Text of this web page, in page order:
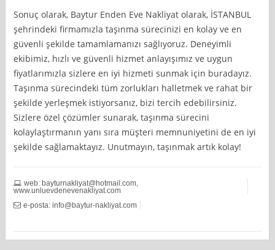
Sonuç olarak, Baytur Enden Eve Nakliyat olarak, İSTANBUL
şehrindeki firmamızla taşınma sürecinizi en kolay ve en
güvenli şekilde tamamlamanızı sağlıyoruz. Deneyimli
ekibimiz, hızlı ve güvenli hizmet anlayışımız ve uygun
fiyatlarımızla sizlere en iyi hizmeti sunmak için buradayız.
Taşınma sürecindeki tüm zorlukları halletmek ve rahat bir
şekilde yerleşmek istiyorsanız, bizi tercih edebilirsiniz.
Sizlere özel çözümler sunarak, taşınma sürecini
kolaylaştırmanın yanı sıra müşteri memnuniyetini de en iyi
şekilde sağlamaktayız. Unutmayın, taşınmak artık kolay!
web: bayturnakliyat@hotmail.com,
www.unluevdenevenakliyat.com
e-posta:info@baytur-nakliyat.com